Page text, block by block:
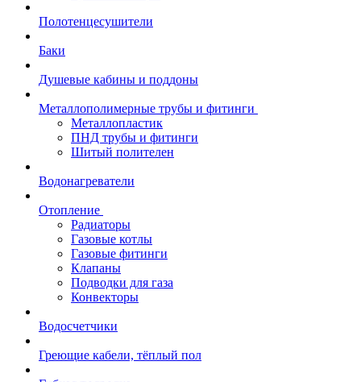
Полотенцесушители
Баки
Душевые кабины и поддоны
Металлополимерные трубы и фитинги
Металлопластик
ПНД трубы и фитинги
Шитый полителен
Водонагреватели
Отопление
Радиаторы
Газовые котлы
Газовые фитинги
Клапаны
Подводки для газа
Конвекторы
Водосчетчики
Греющие кабели, тёплый пол